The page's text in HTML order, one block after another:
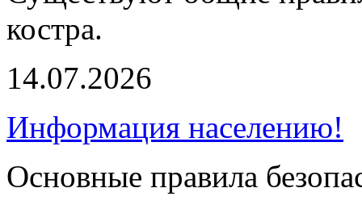
костра.
14.07.2026
Информация населению!
Основные правила